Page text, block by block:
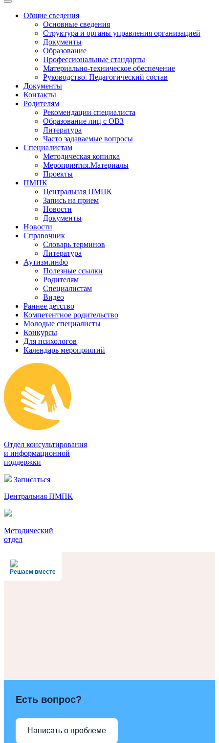
Toggle
navigationОбщие сведения
Основные сведения
Структура и органы управления организацией
Документы
Образование
Профессиональные стандарты
Материально-техническое обеспечение
Руководство. Педагогический состав
Документы
Контакты
Родителям
Рекомендации специалиста
Образование лиц с ОВЗ
Литература
Часто задаваемые вопросы
Специалистам
Методическая копилка
Мероприятия.Материалы
Проекты
ПМПК
Центральная ПМПК
Запись на прием
Новости
Документы
Новости
Справочник
Словарь терминов
Литература
Аутизм.инфо
Полезные ссылки
Родителям
Специалистам
Видео
Раннее детство
Компетентное родительство
Молодые специалисты
Конкурсы
Для психологов
Календарь мероприятий
Отдел консультирования
и информационной
поддержки
Записаться
Центральная ПМПК
Методический
отдел
Решаем вместе
Есть вопрос?
Написать о проблеме